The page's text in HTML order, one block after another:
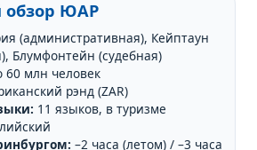
ЮАР
(административная), Кейптаун
Блумфонтейн (судебная)
60 млн человек
рэнд (ZAR)
11 языков, в туризме
–2 часа (летом) / –3 часа